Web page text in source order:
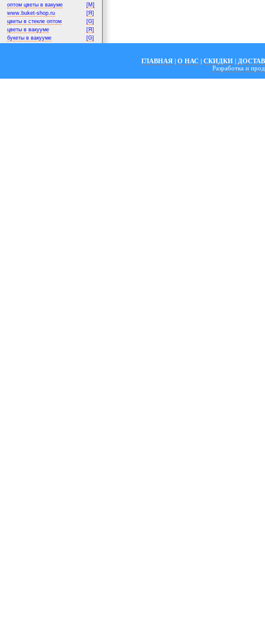
оптом цветы в вакуме
[M]
www.buket-shop.ru
[Я]
цветы в стекле оптом
[G]
цветы в вакууме
[Я]
букеты в вакууме
[G]
ГЛАВНАЯ | О НАС | СКИДКИ |
Разработка и